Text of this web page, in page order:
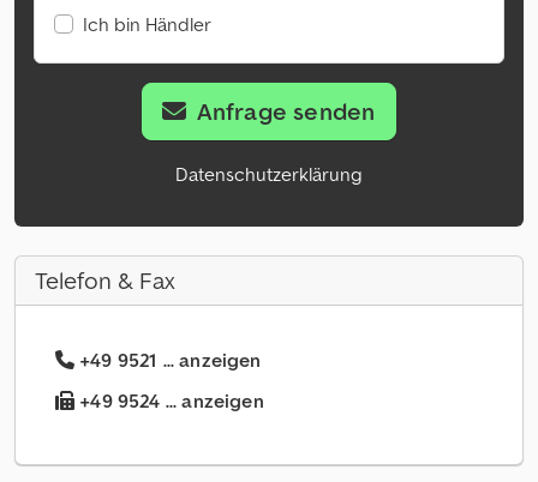
Ich bin Händler
Anfrage senden
Datenschutzerklärung
Telefon & Fax
+49 9521 ... anzeigen
+49 9524 ... anzeigen